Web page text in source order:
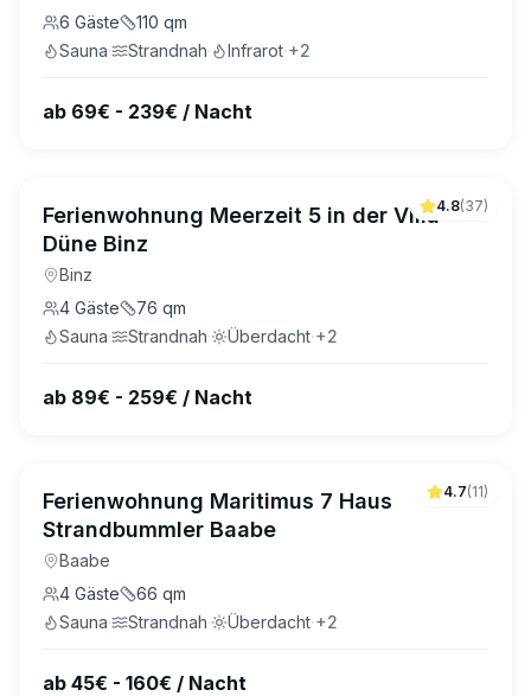
6 Gäste 110 qm
Sauna· Strandnah· Infrarot·+2
ab 69€ - 239€ / Nacht
4.8(37)
Ferienwohnung Meerzeit 5 in der Villa
Düne Binz
Binz
4 Gäste 76 qm
Sauna· Strandnah· Überdacht·+2
ab 89€ - 259€ / Nacht
4.7(11)
Ferienwohnung Maritimus 7 Haus
Strandbummler Baabe
Baabe
4 Gäste 66 qm
Sauna· Strandnah· Überdacht·+2
ab 45€ - 160€ / Nacht